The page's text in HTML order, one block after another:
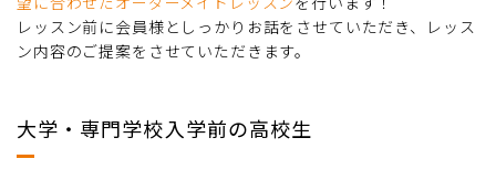
レッスン前に会員様としっかりお話をさせていただき、レッス
ン内容のご提案をさせていただきます。
大学・専門学校入学前の高校生